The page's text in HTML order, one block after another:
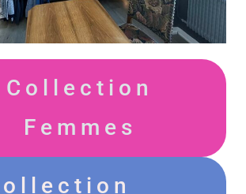
Collection
Femmes